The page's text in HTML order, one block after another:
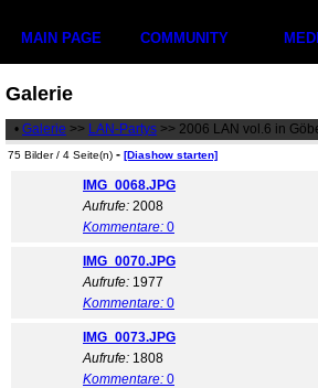
MAIN PAGE COMMUNITY
Galerie
• Galerie >> LAN-Partys >> 2006 LAN vol.6 in
75 Bilder / 4 Seite(n) - [Diashow starten]
IMG_0068.JPG
Aufrufe: 2008
Kommentare: 0
IMG_0070.JPG
Aufrufe: 1977
Kommentare: 0
IMG_0073.JPG
Aufrufe: 1808
Kommentare: 0